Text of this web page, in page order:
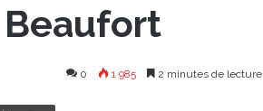
0 1 985 2 minutes de lecture